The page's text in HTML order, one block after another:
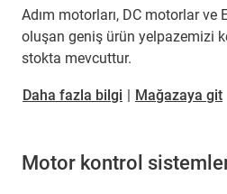
Adım motorları, DC motorlar ve
oluşan geniş ürün yelpazemizi
stokta mevcuttur.
Daha fazla bilgi | Mağazaya git
Motor kontrol